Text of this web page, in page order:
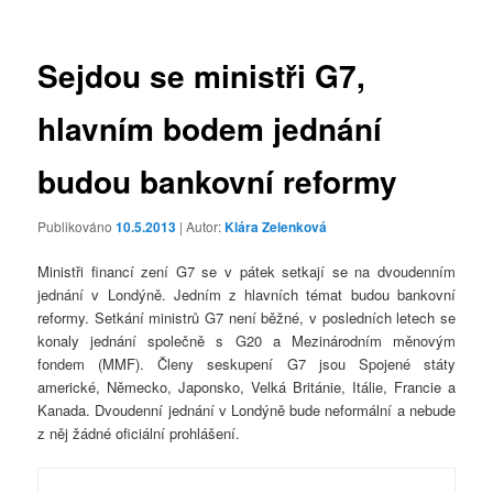
Sejdou se ministři G7,
hlavním bodem jednání
budou bankovní reformy
Publikováno10.5.2013 | Autor:Klára Zelenková
Ministři financí zení G7 se v pátek setkají se na dvoudenním
jednání v Londýně. Jedním z hlavních témat budou bankovní
reformy. Setkání ministrů G7 není běžné, v posledních letech se
konaly jednání společně s G20 a Mezinárodním měnovým
fondem (MMF). Členy seskupení G7 jsou Spojené státy
americké, Německo, Japonsko, Velká Británie, Itálie, Francie a
Kanada. Dvoudenní jednání v Londýně bude neformální a nebude
z něj žádné oficiální prohlášení.